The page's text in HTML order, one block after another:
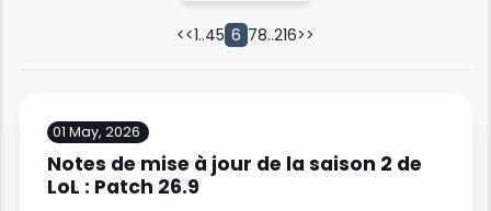
<<1..45 6 78..216>>
01 May, 2026
Notes de mise à jour de la saison 2 de
LoL : Patch 26.9